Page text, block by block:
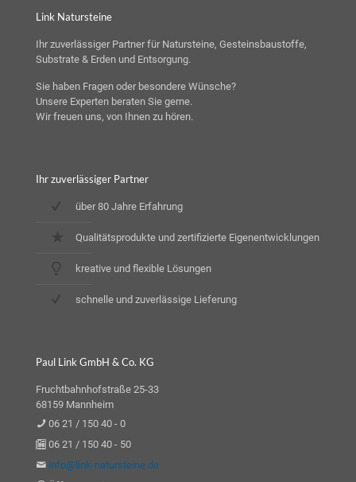
Link Natursteine
Ihr zuverlässiger Partner für Natursteine, Gesteinsbaustoffe,
Substrate & Erden und Entsorgung.
Sie haben Fragen oder besondere Wünsche?
Unsere Experten beraten Sie gerne.
Wir freuen uns, von Ihnen zu hören.
Ihr zuverlässiger Partner
über 80 Jahre Erfahrung
Qualitätsprodukte und zertifizierte Eigenentwicklungen
kreative und flexible Lösungen
schnelle und zuverlässige Lieferung
Paul Link GmbH & Co. KG
Fruchtbahnhofstraße 25-33
68159 Mannheim
06 21 / 150 40 - 0
06 21 / 150 40 - 50
info@link-natursteine.de